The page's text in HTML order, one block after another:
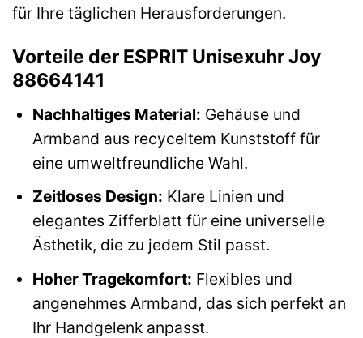
für Ihre täglichen Herausforderungen.
Vorteile der ESPRIT Unisexuhr Joy
88664141
Nachhaltiges Material: Gehäuse und
Armband aus recyceltem Kunststoff für
eine umweltfreundliche Wahl.
Zeitloses Design: Klare Linien und
elegantes Zifferblatt für eine universelle
Ästhetik, die zu jedem Stil passt.
Hoher Tragekomfort: Flexibles und
angenehmes Armband, das sich perfekt an
Ihr Handgelenk anpasst.